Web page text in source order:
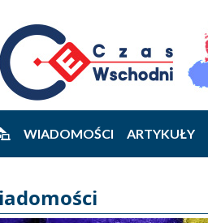
WIADOMOŚCI ARTYKUŁY